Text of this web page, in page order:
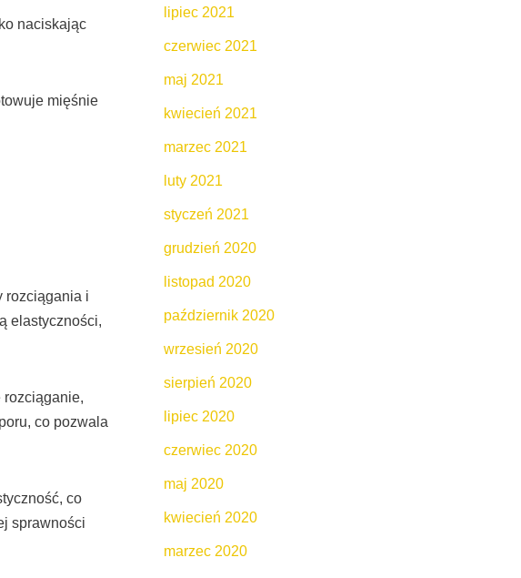
naciskając
mięśnie
rozciągania i
elastyczności,
rozciąganie,
co pozwala
co
sprawności
lipiec 2021
czerwiec 2021
maj 2021
kwiecień 2021
marzec 2021
luty 2021
styczeń 2021
grudzień 2020
listopad 2020
październik 2020
wrzesień 2020
sierpień 2020
lipiec 2020
czerwiec 2020
maj 2020
kwiecień 2020
marzec 2020